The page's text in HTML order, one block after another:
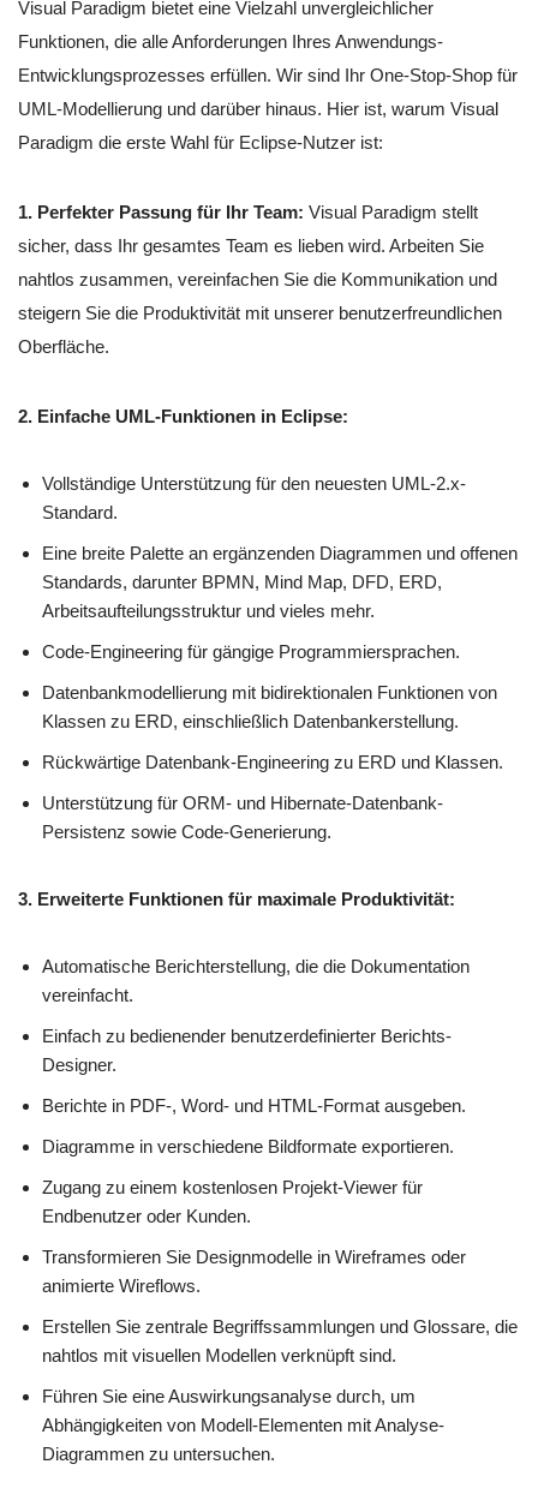
Visual Paradigm bietet eine Vielzahl unvergleichlicher
Funktionen, die alle Anforderungen Ihres Anwendungs-
Entwicklungsprozesses erfüllen. Wir sind Ihr One-Stop-Shop für
UML-Modellierung und darüber hinaus. Hier ist, warum Visual
Paradigm die erste Wahl für Eclipse-Nutzer ist:
1. Perfekter Passung für Ihr Team: Visual Paradigm stellt
sicher, dass Ihr gesamtes Team es lieben wird. Arbeiten Sie
nahtlos zusammen, vereinfachen Sie die Kommunikation und
steigern Sie die Produktivität mit unserer benutzerfreundlichen
Oberfläche.
2. Einfache UML-Funktionen in Eclipse:
Vollständige Unterstützung für den neuesten UML-2.x-
Standard.
Eine breite Palette an ergänzenden Diagrammen und offenen
Standards, darunter BPMN, Mind Map, DFD, ERD,
Arbeitsaufteilungsstruktur und vieles mehr.
Code-Engineering für gängige Programmiersprachen.
Datenbankmodellierung mit bidirektionalen Funktionen von
Klassen zu ERD, einschließlich Datenbankerstellung.
Rückwärtige Datenbank-Engineering zu ERD und Klassen.
Unterstützung für ORM- und Hibernate-Datenbank-
Persistenz sowie Code-Generierung.
3. Erweiterte Funktionen für maximale Produktivität:
Automatische Berichterstellung, die die Dokumentation
vereinfacht.
Einfach zu bedienender benutzerdefinierter Berichts-
Designer.
Berichte in PDF-, Word- und HTML-Format ausgeben.
Diagramme in verschiedene Bildformate exportieren.
Zugang zu einem kostenlosen Projekt-Viewer für
Endbenutzer oder Kunden.
Transformieren Sie Designmodelle in Wireframes oder
animierte Wireflows.
Erstellen Sie zentrale Begriffssammlungen und Glossare, die
nahtlos mit visuellen Modellen verknüpft sind.
Führen Sie eine Auswirkungsanalyse durch, um
Abhängigkeiten von Modell-Elementen mit Analyse-
Diagrammen zu untersuchen.